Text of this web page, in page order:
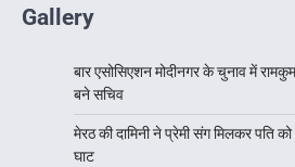
Gallery
बार एसोसिएशन मोदीनगर के चुनाव में
बने सचिव
मेरठ की दामिनी ने प्रेमी संग मिलकर पति
घाट